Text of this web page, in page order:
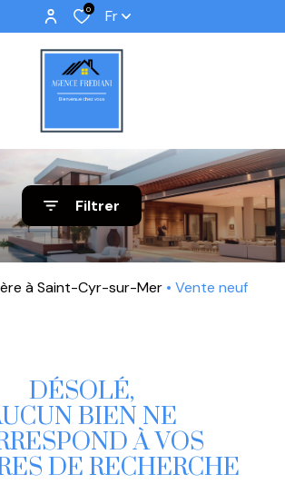
0 Fr
Filtrer
à Saint-Cyr-sur-Mer Vente neuf
DÉSOLÉ,
BIEN NE
À VOS
DE RECHERCHE